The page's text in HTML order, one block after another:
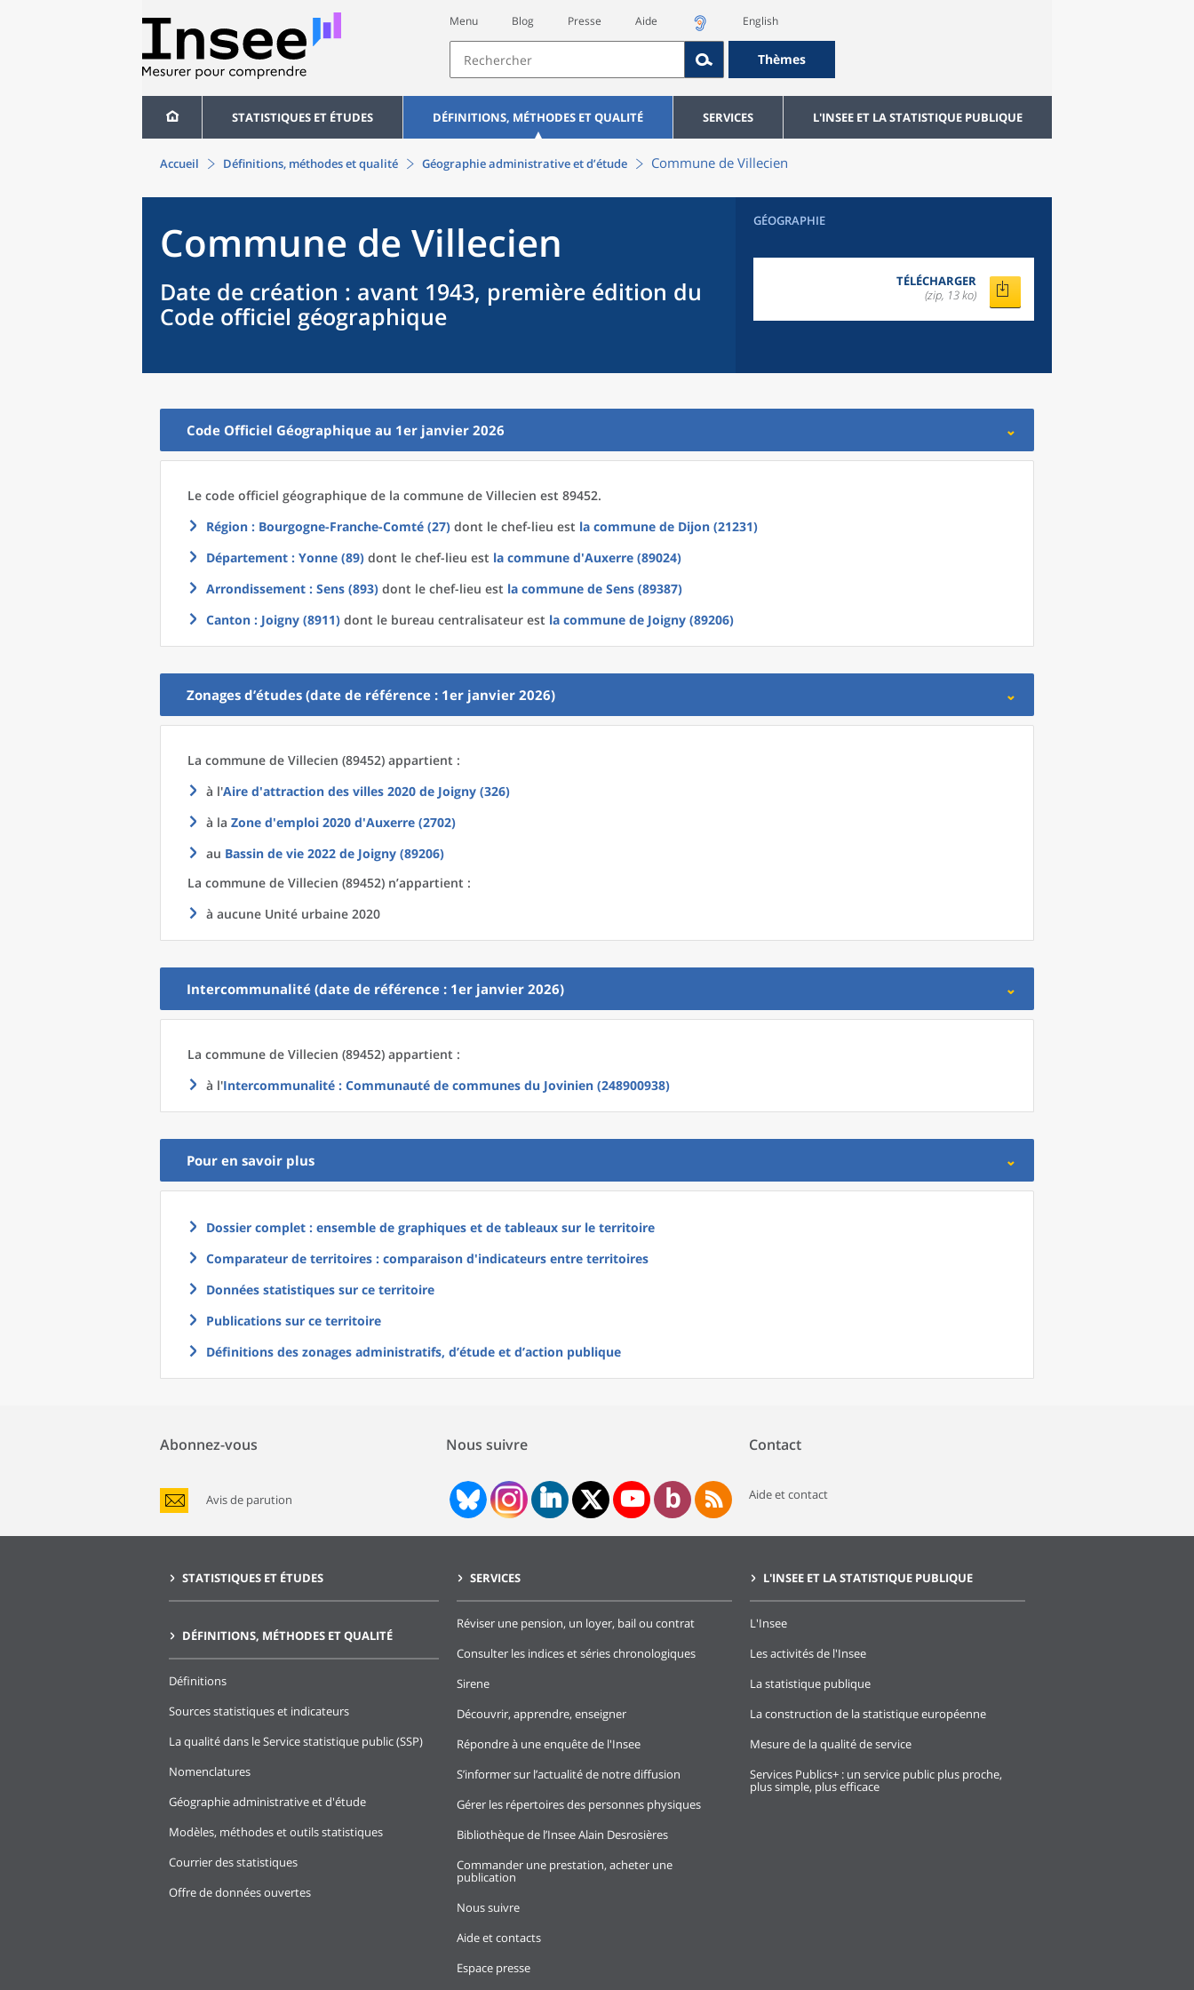
Menu Blog Presse Aide English
Thèmes
STATISTIQUES ET ÉTUDES DÉFINITIONS, MÉTHODES ET QUALITÉ SERVICES L'INSEE ET LA STATISTIQUE PUBLIQUE
Accueil Définitions, méthodes et qualité Géographie administrative et d’étude Commune de Villecien
Commune de Villecien
Date de création : avant 1943, première édition du
Code officiel géographique
GÉOGRAPHIE
TÉLÉCHARGER
(zip, 13 ko)
Code Officiel Géographique au 1er janvier 2026
Le code officiel géographique de la commune de Villecien est 89452.
Région : Bourgogne-Franche-Comté (27) dont le chef-lieu est la commune de Dijon (21231)
Département : Yonne (89) dont le chef-lieu est la commune d'Auxerre (89024)
Arrondissement : Sens (893) dont le chef-lieu est la commune de Sens (89387)
Canton : Joigny (8911) dont le bureau centralisateur est la commune de Joigny (89206)
Zonages d’études (date de référence : 1er janvier 2026)
La commune de Villecien (89452) appartient :
à l'Aire d'attraction des villes 2020 de Joigny (326)
à la Zone d'emploi 2020 d'Auxerre (2702)
au Bassin de vie 2022 de Joigny (89206)
La commune de Villecien (89452) n’appartient :
à aucune Unité urbaine 2020
Intercommunalité (date de référence : 1er janvier 2026)
La commune de Villecien (89452) appartient :
à l'Intercommunalité : Communauté de communes du Jovinien (248900938)
Pour en savoir plus
Dossier complet : ensemble de graphiques et de tableaux sur le territoire
Comparateur de territoires : comparaison d'indicateurs entre territoires
Données statistiques sur ce territoire
Publications sur ce territoire
Définitions des zonages administratifs, d’étude et d’action publique
Abonnez-vous
Avis de parution
Nous suivre Contact
Aide et contact
STATISTIQUES ET ÉTUDES
DÉFINITIONS, MÉTHODES ET QUALITÉ
Définitions
Sources statistiques et indicateurs
La qualité dans le Service statistique public (SSP)
Nomenclatures
Géographie administrative et d'étude
Modèles, méthodes et outils statistiques
Courrier des statistiques
Offre de données ouvertes
SERVICES
Réviser une pension, un loyer, bail ou contrat
Consulter les indices et séries chronologiques
Sirene
Découvrir, apprendre, enseigner
Répondre à une enquête de l'Insee
S’informer sur l’actualité de notre diffusion
Gérer les répertoires des personnes physiques
Bibliothèque de l’Insee Alain Desrosières
Commander une prestation, acheter une
publication
Nous suivre
Aide et contacts
Espace presse
L'INSEE ET LA STATISTIQUE PUBLIQUE
L'Insee
Les activités de l'Insee
La statistique publique
La construction de la statistique européenne
Mesure de la qualité de service
Services Publics+ : un service public plus proche,
plus simple, plus efficace